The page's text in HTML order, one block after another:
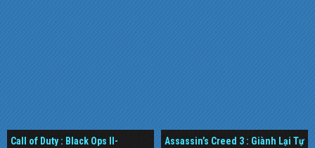
Call of Duty : Black Ops II-
Assassin’s Creed 3 : Giành Lại Tự